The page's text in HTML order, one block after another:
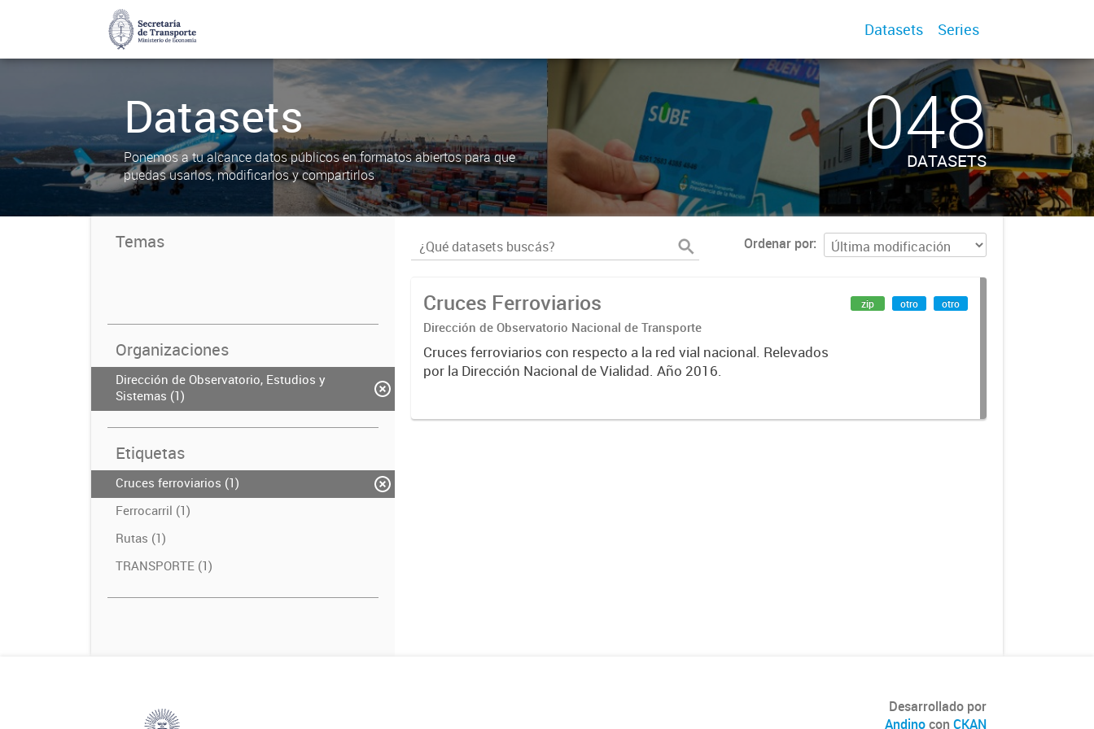
Datasets Series
Datasets
Ponemos a tu alcance datos públicos en formatos abiertos para que
puedas usarlos, modificarlos y compartirlos
048
DATASETS
Temas
Organizaciones
Dirección de Observatorio, Estudios y
Sistemas (1)
Etiquetas
Cruces ferroviarios (1)
Ferrocarril (1)
Rutas (1)
TRANSPORTE (1)
Ordenar por
Cruces Ferroviarios
Dirección de Observatorio Nacional de Transporte
Cruces ferroviarios con respecto a la red vial nacional. Relevados
por la Dirección Nacional de Vialidad. Año 2016.
zip otro otro
Desarrollado por
Andinocon CKAN